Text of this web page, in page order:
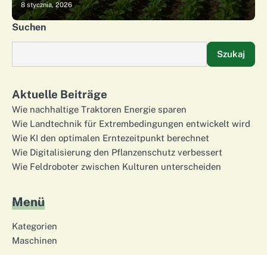
8 stycznia, 2026
Suchen
Szukaj
Aktuelle Beiträge
Wie nachhaltige Traktoren Energie sparen
Wie Landtechnik für Extrembedingungen entwickelt wird
Wie KI den optimalen Erntezeitpunkt berechnet
Wie Digitalisierung den Pflanzenschutz verbessert
Wie Feldroboter zwischen Kulturen unterscheiden
Menü
Kategorien
Maschinen